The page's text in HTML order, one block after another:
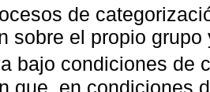
de
sobre el propio grupo
bajo condiciones de
que, en condiciones